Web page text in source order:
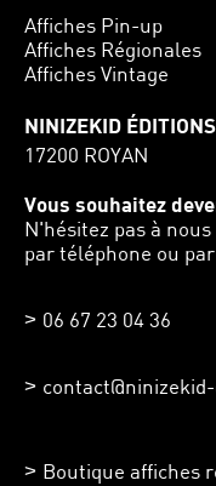
Affiches Pin-up
Affiches Régionales
Affiches Vintage
NINIZEKID ÉDITIONS
17200 ROYAN
Vous souhaitez
N'hésitez pas à
par téléphone ou
06 67 23 04 36
Boutique affiches